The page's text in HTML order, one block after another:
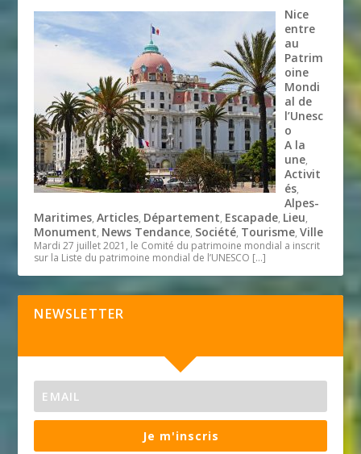
Nice
entre
au
Patrim
oine
Mondi
al de
l’Unesc
o
A la
une,
Activit
és,
Alpes-
Maritimes,Articles, Département, Escapade, Lieu,
Monument, News Tendance, Société, Tourisme,Ville
Mardi 27 juillet 2021, le Comité du patrimoine mondial a inscrit
sur la Liste du patrimoine mondial de l’UNESCO […]
NEWSLETTER
Je m'inscris